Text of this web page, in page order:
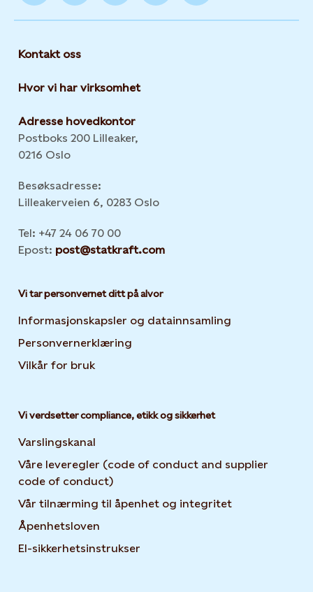
Kontakt oss
Hvor vi har virksomhet
Adresse hovedkontor
Postboks 200 Lilleaker,
0216 Oslo
Besøksadresse:
Lilleakerveien 6, 0283 Oslo
Tel: +47 24 06 70 00
Epost: post@statkraft.com
Vi tar personvernet ditt på alvor
Informasjonskapsler og datainnsamling
Personvernerklæring
Vilkår for bruk
Vi verdsetter compliance, etikk og sikkerhet
Varslingskanal
Våre leveregler (code of conduct and supplier
code of conduct)
Vår tilnærming til åpenhet og integritet
Åpenhetsloven
El-sikkerhetsinstrukser